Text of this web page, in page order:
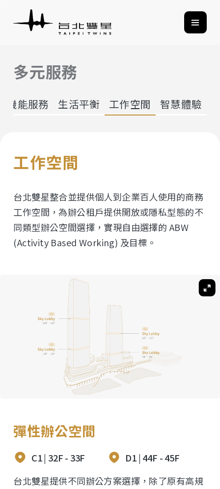
多元服務
機能服務 生活平衡 工作空間 智慧體驗
工作空間
台北雙星整合並提供個人到企業百人使用的商務
工作空間，為辦公租戶提供開放或隱私型態的不
同類型辦公空間選擇，實現自由選擇的 ABW
(Activity Based Working) 及目標。
彈性辦公空間
C1 | 32F - 33F
D1 | 44F - 45F
台北雙星提供不同辦公方案選擇，除了原有高規